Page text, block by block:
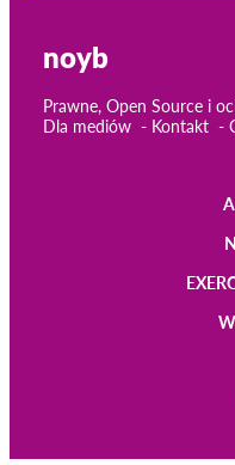
noyb
Prawne, Open Source i
Dla mediów
Kontakt